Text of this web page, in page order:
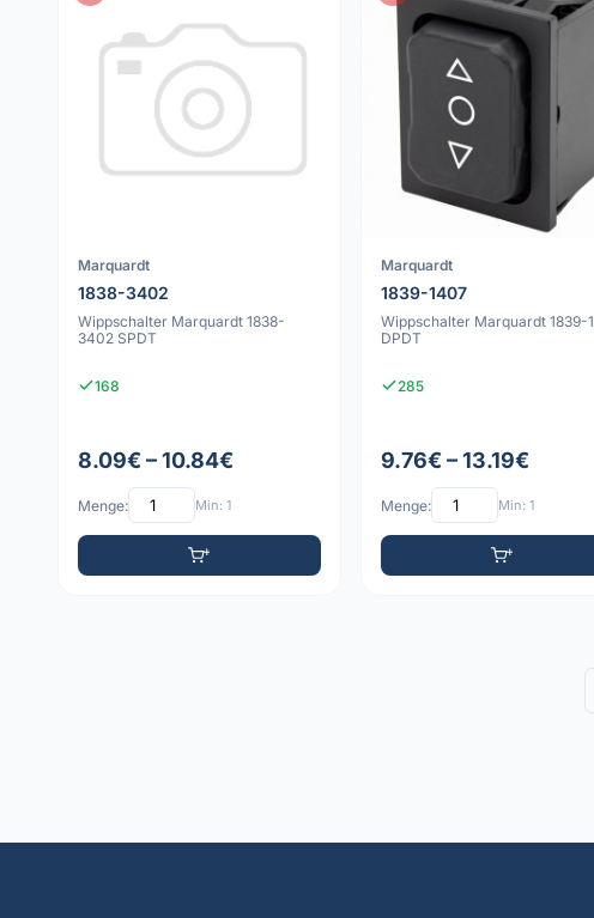
Marquardt
1838-3402
Wippschalter Marquardt 1838-
3402 SPDT
168
8.09€ – 10.84€
Menge: Min: 1
Marquardt
1839-1407
Wippschalter Marquardt 1839-
DPDT
285
9.76€ – 13.19€
Menge: Min: 1